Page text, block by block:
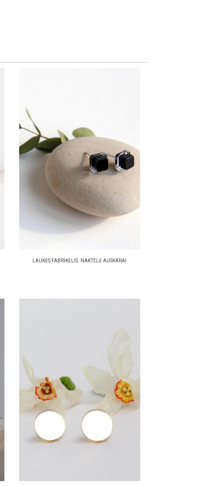
LAUKĖS FABRIKĖLIS. NAKTELĖ AUSKARAI